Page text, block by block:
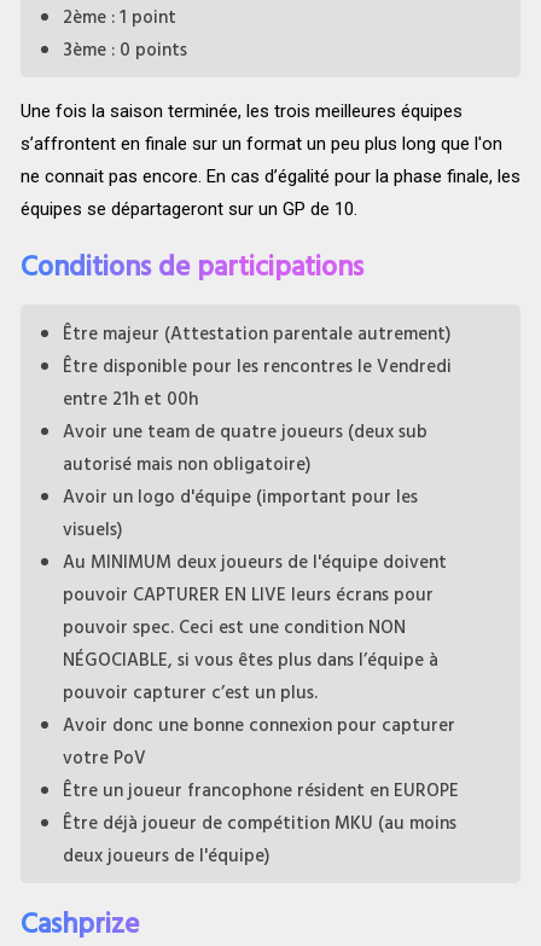
2ème : 1 point
3ème : 0 points
Une‌ ‌fois‌ ‌la‌ ‌saison‌ ‌terminée,‌ ‌les‌ ‌trois‌ ‌meilleures‌ ‌équipes‌
‌s’affrontent‌ ‌en‌ ‌finale‌ ‌sur‌ ‌un‌ ‌format‌ un peu plus long que l'on
ne connait pas encore. En‌ ‌cas‌ ‌d’égalité‌ ‌pour‌ ‌la‌ ‌phase‌ ‌finale,‌ ‌les‌
‌équipes‌ ‌se‌ ‌départageront‌ ‌sur‌ ‌un‌ ‌GP‌ ‌de‌ ‌10‌.
Conditions de participations
Être majeur (Attestation parentale autrement)
Être disponible pour les rencontres le Vendredi
entre 21h et 00h
Avoir une team de quatre joueurs (deux sub
autorisé mais non obligatoire)
Avoir un logo d'équipe (important pour les
visuels)
Au MINIMUM deux joueurs de l'équipe doivent
pouvoir CAPTURER EN LIVE leurs écrans pour
pouvoir spec. Ceci est une condition NON
NÉGOCIABLE, si vous êtes plus dans l’équipe à
pouvoir capturer c’est un plus.
Avoir donc une bonne connexion pour capturer
votre PoV
Être un joueur francophone résident en EUROPE
Être déjà joueur de compétition MKU (au moins
deux joueurs de l'équipe)
Cashprize